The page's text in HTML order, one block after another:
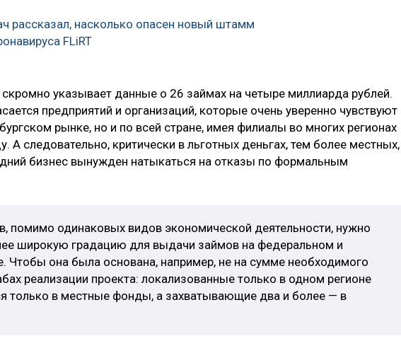
рассказал, насколько опасен новый штамм
FLiRT
указывает данные о 26 займах на четыре миллиарда рублей.
предприятий и организаций, которые очень уверенно чувствуют
рынке, но и по всей стране, имея филиалы во многих регионах
А следовательно, критически в льготных деньгах, тем более местных,
бизнес вынужден натыкаться на отказы по формальным
помимо одинаковых видов экономической деятельности, нужно
широкую градацию для выдачи займов на федеральном и
Чтобы она была основана, например, не на сумме необходимого
реализации проекта: локализованные только в одном регионе
только в местные фонды, а захватывающие два и более — в